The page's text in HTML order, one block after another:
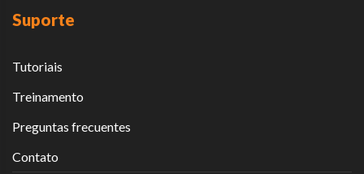
Suporte
Tutoriais
Treinamento
Preguntas frecuentes
Contato